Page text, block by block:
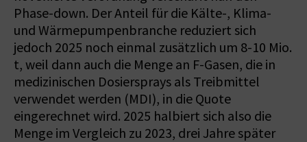
Phase-down. Der Anteil für die Kälte-, Klima-
und Wärmepumpenbranche reduziert sich
jedoch 2025 noch einmal zusätzlich um 8-10 Mio.
t, weil dann auch die Menge an F-Gasen, die in
medizinischen Dosiersprays als Treibmittel
verwendet werden (MDI), in die Quote
eingerechnet wird. 2025 halbiert sich also die
Menge im Vergleich zu 2023, drei Jahre später